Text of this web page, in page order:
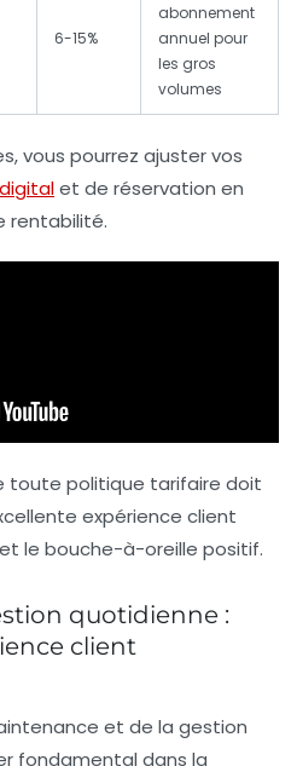
6-15%
abonnement
annuel pour
les gros
volumes
vous pourrez ajuster vos
et de réservation en
rentabilité.
toute politique tarifaire doit
expérience client
le bouche-à-oreille positif.
quotidienne :
client
et de la gestion
fondamental dans la